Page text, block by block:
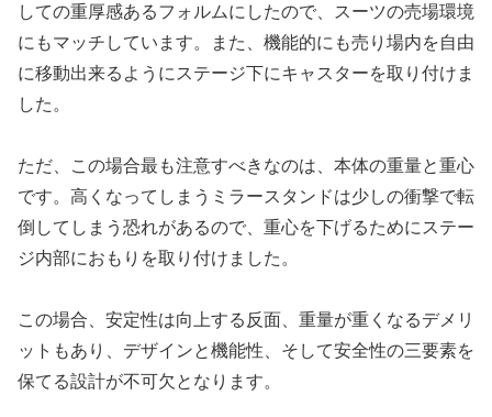
しての重厚感あるフォルムにしたので、スーツの売場環境
にもマッチしています。また、機能的にも売り場内を自由
に移動出来るようにステージ下にキャスターを取り付けま
した。
ただ、この場合最も注意すべきなのは、本体の重量と重心
です。高くなってしまうミラースタンドは少しの衝撃で転
倒してしまう恐れがあるので、重心を下げるためにステー
ジ内部におもりを取り付けました。
この場合、安定性は向上する反面、重量が重くなるデメリ
ットもあり、デザインと機能性、そして安全性の三要素を
保てる設計が不可欠となります。